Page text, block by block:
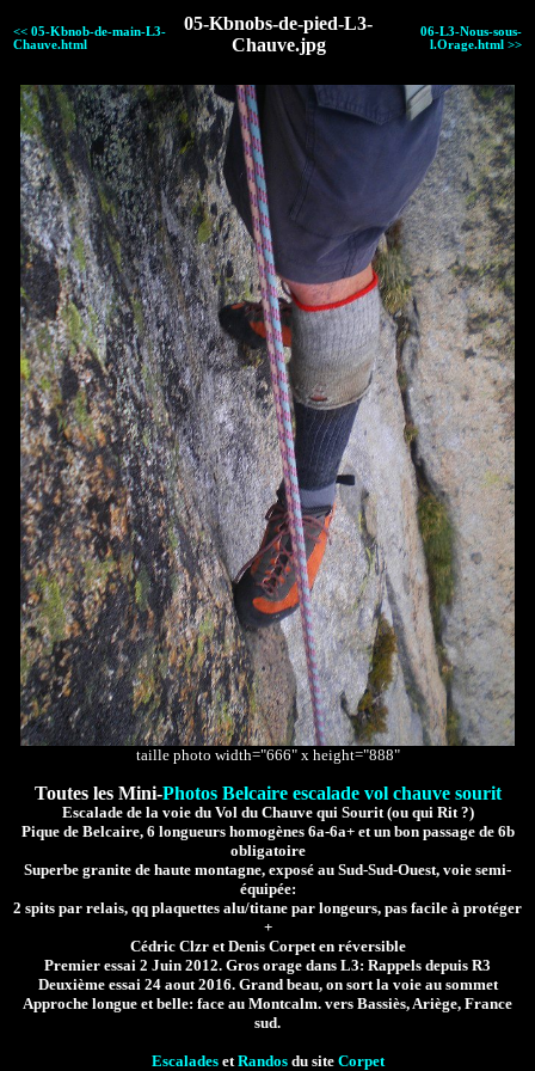
<< 05-Kbnob-de-main-L3-
Chauve.html
05-Kbnobs-de-pied-L3-
Chauve.jpg
06-L3-Nous-sous-
l.Orage.html >>
taille photo width="666" x height="888"
Toutes les Mini-Photos Belcaire escalade vol chauve sourit
Escalade de la voie du Vol du Chauve qui Sourit (ou qui Rit ?)
Pique de Belcaire, 6 longueurs homogènes 6a-6a+ et un bon passage de 6b
obligatoire
Superbe granite de haute montagne, exposé au Sud-Sud-Ouest, voie semi-
équipée:
2 spits par relais, qq plaquettes alu/titane par longeurs, pas facile à protéger
+
Cédric Clzr et Denis Corpet en réversible
Premier essai 2 Juin 2012. Gros orage dans L3: Rappels depuis R3
Deuxième essai 24 aout 2016. Grand beau, on sort la voie au sommet
Approche longue et belle: face au Montcalm. vers Bassiès, Ariège, France
sud.
Escaladeset Randosdu site Corpet